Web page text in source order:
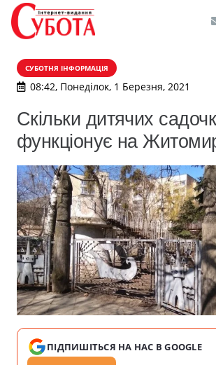
СУБОТНЯ ІНФОРМАЦІЯ
08:42, Понеділок, 1 Березня, 2021
Скільки дитячих
функціонує на
ПІДПИШІТЬСЯ НА НАС В GOOGLE